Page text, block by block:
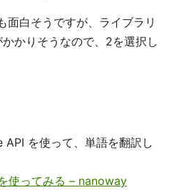
面白そうですが、ライブラリ
かりそうなので、2を選択し
を使って、単語を翻訳し
使ってみる – nanoway